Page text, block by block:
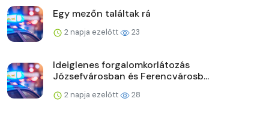
Egy mezőn találtak rá
2 napja ezelőtt 23
Ideiglenes forgalomkorlátozás
Józsefvárosban és Ferencvárosb...
2 napja ezelőtt 28